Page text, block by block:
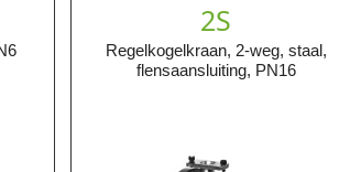
2S
Regelkogelkraan, 2-weg, staal,
flensaansluiting, PN16